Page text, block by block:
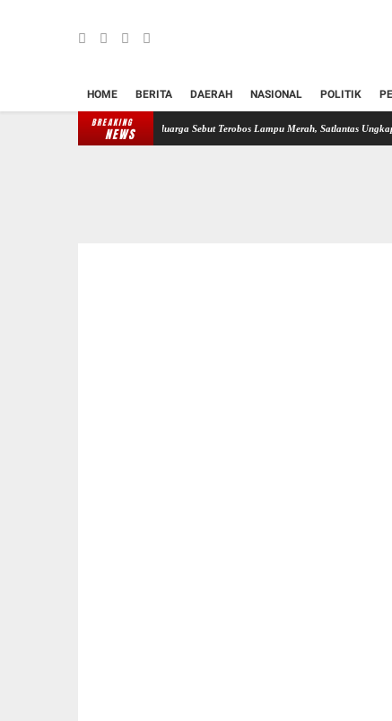
HOME BERITA DAERAH NASIONAL POLITIK
BREAKING
NEWS
Perwira Polisi, Keluarga Sebut Terobos Lampu Merah, Satlantas Ungkap Dugaan